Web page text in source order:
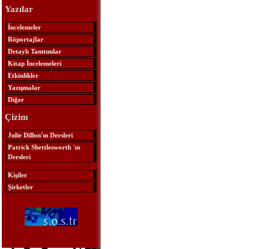
Yazılar
İncelemeler
Röportajlar
Detaylı Tanıtımlar
Kitap İncelemeleri
Etkinlikler
Yazışmalar
Diğer
Çizim
Julie Dillon'ın Dersleri
Patrick Shettlesworth 'ın
Dersleri
Kişiler
Şirketler